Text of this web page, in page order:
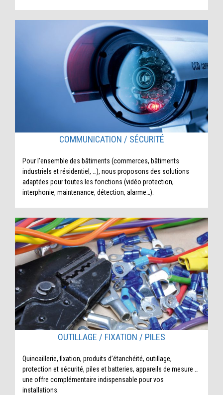
COMMUNICATION / SÉCURITÉ
Pour l’ensemble des bâtiments (commerces, bâtiments
industriels et résidentiel, …), nous proposons des solutions
adaptées pour toutes les fonctions (vidéo protection,
interphonie, maintenance, détection, alarme…).
OUTILLAGE / FIXATION / PILES
Quincaillerie, fixation, produits d’étanchéité, outillage,
protection et sécurité, piles et batteries, appareils de mesure …
une offre complémentaire indispensable pour vos
installations.